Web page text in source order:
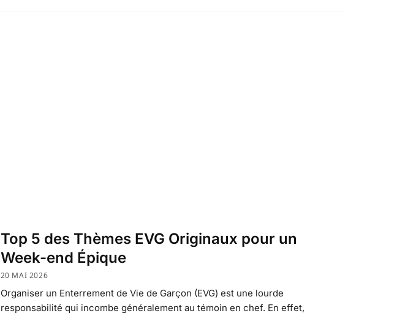
Top 5 des Thèmes EVG Originaux pour un
Week-end Épique
20 MAI 2026
Organiser un Enterrement de Vie de Garçon (EVG) est une lourde
responsabilité qui incombe généralement au témoin en chef. En effet,